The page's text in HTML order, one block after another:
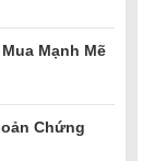
Mạnh Mẽ
Chứng